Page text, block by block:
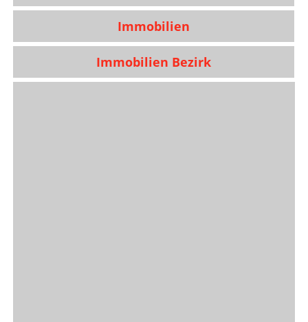
Immobilien
Immobilien Bezirk